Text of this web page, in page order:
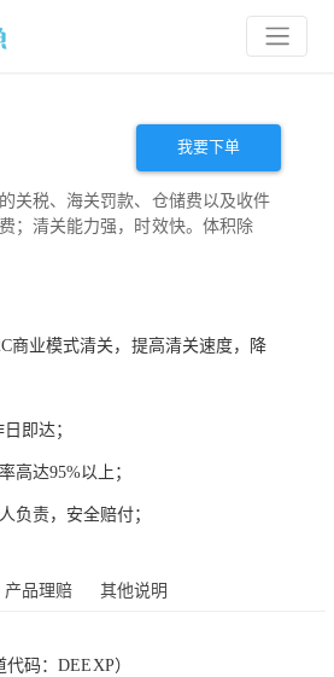
我要下单
关税、海关罚款、仓储费以及收件
；清关能力强，时效快。体积除
商业模式清关，提高清关速度，降
即达；
高达95%以上；
负责，安全赔付；
产品理赔 其他说明
代码：DEEXP）